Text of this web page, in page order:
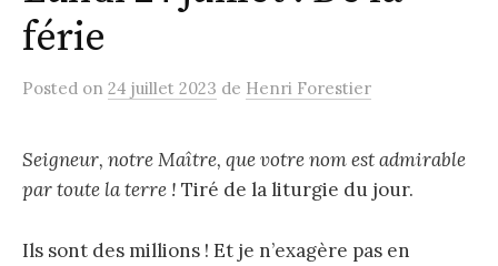
férie
Posted on 24 juillet 2023 de Henri Forestier
Seigneur, notre Maître, que votre nom est admirable
par toute la terre ! Tiré de la liturgie du jour.
Ils sont des millions ! Et je n’exagère pas en